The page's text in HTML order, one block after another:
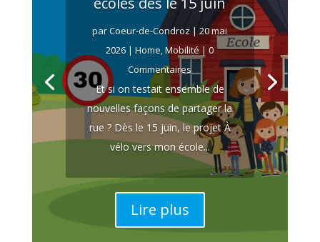
parCoeur-de-Condroz|20 mai
2026 |Home,Mobilité | 0
Commentaires
Et si on testait ensemble de
nouvelles façons de partager la
rue ? Dès le 15 juin, le projet À
vélo vers mon école...
Lire plus